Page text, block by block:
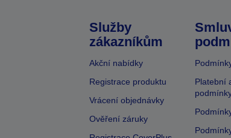
Služby
zákazníkům
Akční nabídky
Registrace produktu
Vrácení objednávky
Ověření záruky
Platební